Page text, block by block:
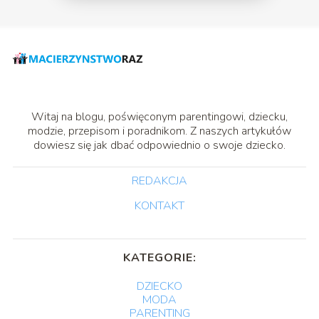
Witaj na blogu, poświęconym parentingowi, dziecku,
modzie, przepisom i poradnikom. Z naszych artykułów
dowiesz się jak dbać odpowiednio o swoje dziecko.
REDAKCJA
KONTAKT
KATEGORIE:
DZIECKO
MODA
PARENTING